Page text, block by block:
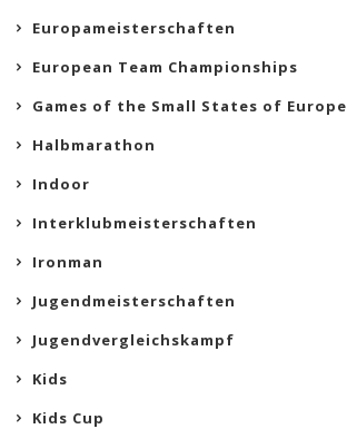
Europameisterschaften
European Team Championships
Games of the Small States of Europe
Halbmarathon
Indoor
Interklubmeisterschaften
Ironman
Jugendmeisterschaften
Jugendvergleichskampf
Kids
Kids Cup